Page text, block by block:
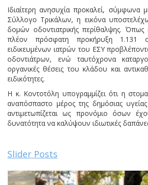
Ιδιαίτερη ανησυχία προκαλεί, σύμφωνα
Σύλλογο Τρικάλων, η εικόνα
δομών οδοντιατρικής περίθαλψης. Όπως
πλέον πρόσφατη προκήρυξη 1.131
ειδικευμένων ιατρών του ΕΣΥ
οδοντιάτρων, ενώ ταυτόχρονα
οργανικές θέσεις του κλάδου και
ειδικότητες.
Η κ. Κοντοτόλη υπογραμμίζει ότι η
αναπόσπαστο μέρος της δημόσιας
αντιμετωπίζεται ως προνόμιο όσων
δυνατότητα να καλύψουν ιδιωτικές
Slider Posts